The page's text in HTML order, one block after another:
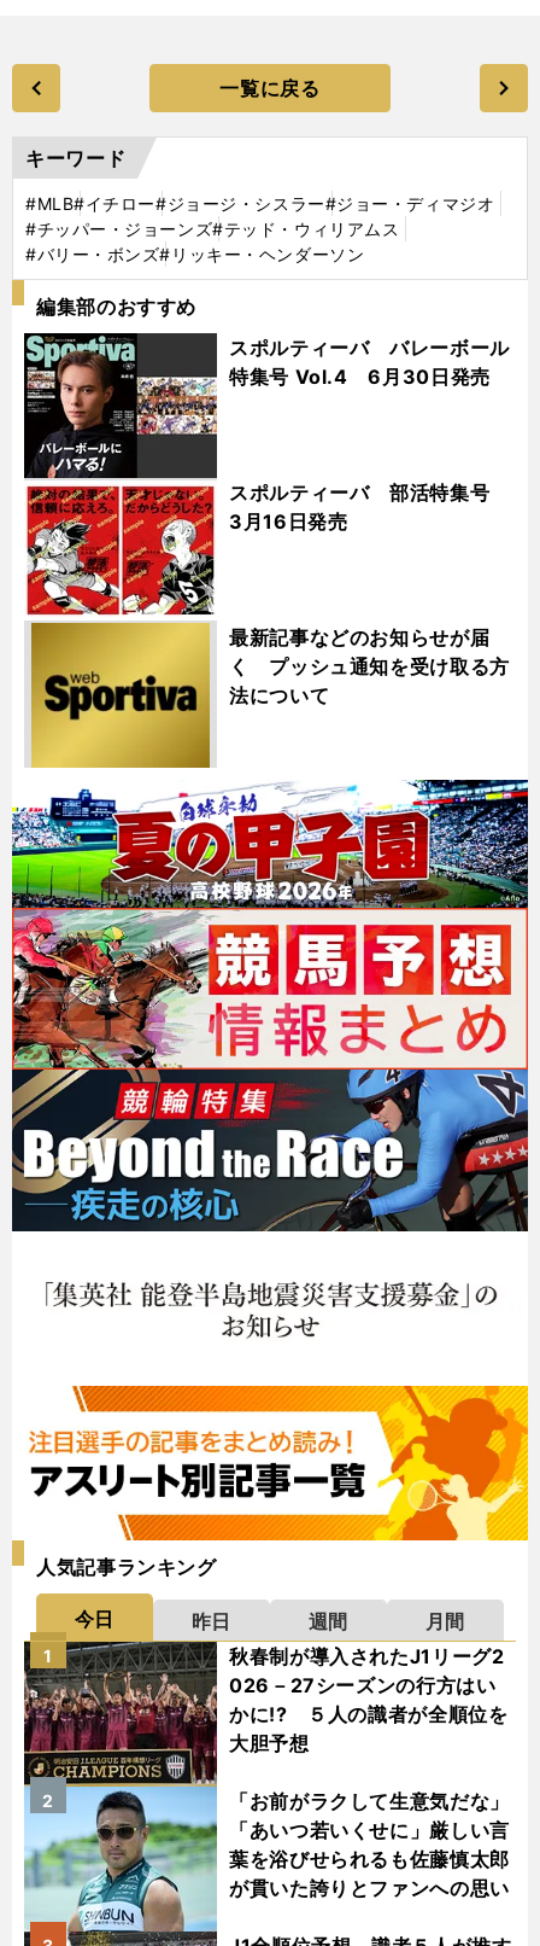
一覧に戻る
キーワード
#MLB#イチロー#ジョージ・シスラー#ジョー・ディマジオ
#チッパー・ジョーンズ#テッド・ウィリアムス
#バリー・ボンズ#リッキー・ヘンダーソン
編集部のおすすめ
スポルティーバ バレーボール
特集号 Vol.4 6月30日発売
スポルティーバ 部活特集号
3月16日発売
最新記事などのお知らせが届
く プッシュ通知を受け取る方
法について
人気記事ランキング
今日 昨日 週間
月間
秋春制が導入されたJ1リーグ2
026－27シーズンの行方はい
かに!? ５人の識者が全順位を
大胆予想
1
「お前がラクして生意気だな」
「あいつ若いくせに」厳しい言
葉を浴びせられるも佐藤慎太郎
が貫いた誇りとファンへの思い
2